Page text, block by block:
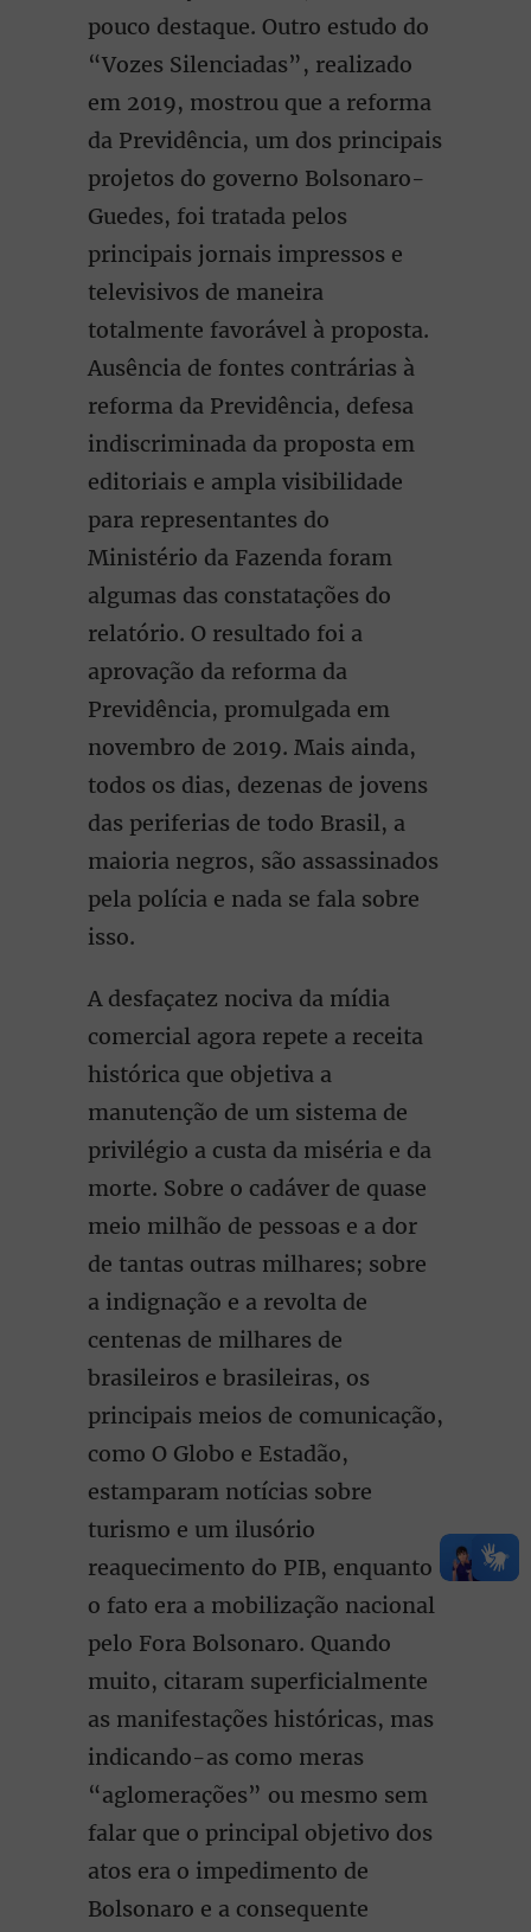
pouco destaque. Outro estudo do
“Vozes Silenciadas”, realizado
em 2019, mostrou que a reforma
da Previdência, um dos principais
projetos do governo Bolsonaro-
Guedes, foi tratada pelos
principais jornais impressos e
televisivos de maneira
totalmente favorável à proposta.
Ausência de fontes contrárias à
reforma da Previdência, defesa
indiscriminada da proposta em
editoriais e ampla visibilidade
para representantes do
Ministério da Fazenda foram
algumas das constatações do
relatório. O resultado foi a
aprovação da reforma da
Previdência, promulgada em
novembro de 2019. Mais ainda,
todos os dias, dezenas de jovens
das periferias de todo Brasil, a
maioria negros, são assassinados
pela polícia e nada se fala sobre
isso.
A desfaçatez nociva da mídia
comercial agora repete a receita
histórica que objetiva a
manutenção de um sistema de
privilégio a custa da miséria e da
morte. Sobre o cadáver de quase
meio milhão de pessoas e a dor
de tantas outras milhares; sobre
a indignação e a revolta de
centenas de milhares de
brasileiros e brasileiras, os
principais meios de comunicação,
como O Globo e Estadão,
estamparam notícias sobre
turismo e um ilusório
reaquecimento do PIB, enquanto
o fato era a mobilização nacional
pelo Fora Bolsonaro. Quando
muito, citaram superficialmente
as manifestações históricas, mas
indicando-as como meras
“aglomerações” ou mesmo sem
falar que o principal objetivo dos
atos era o impedimento de
Bolsonaro e a consequente